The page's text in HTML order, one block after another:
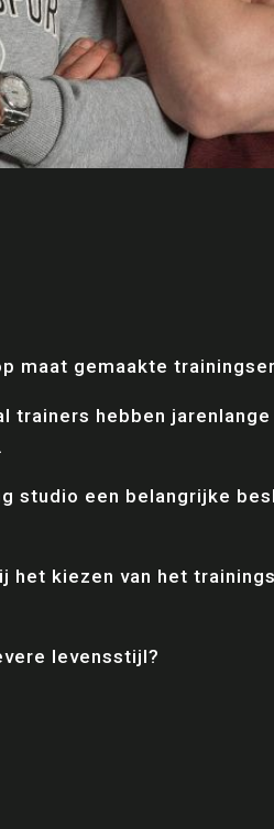
maat gemaakte
trainers hebben
studio een belangrijke
het kiezen van het
levensstijl?